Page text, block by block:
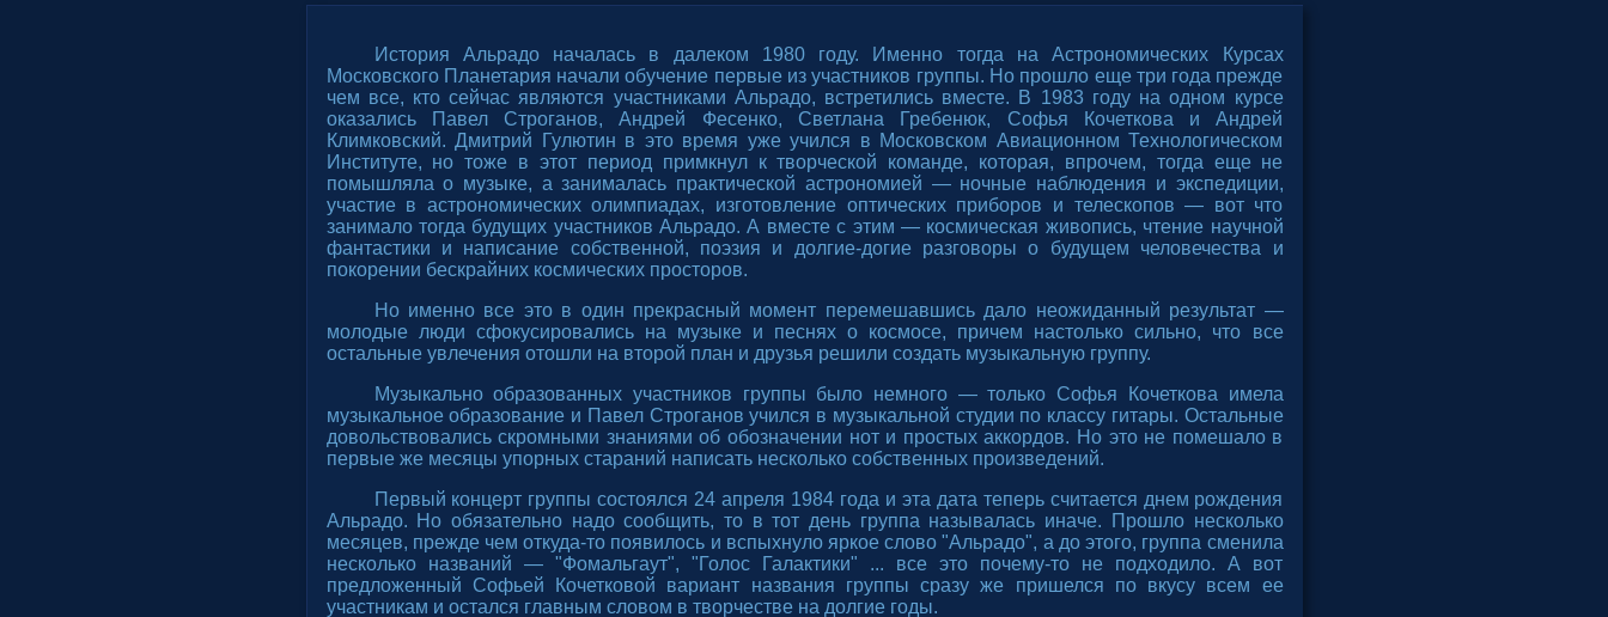
История Альрадо началась в далеком 1980 году. Именно тогда на Астрономических Курсах
Московского Планетария начали обучение первые из участников группы. Но прошло еще три года прежде
чем все, кто сейчас являются участниками Альрадо, встретились вместе. В 1983 году на одном курсе
оказались Павел Строганов, Андрей Фесенко, Светлана Гребенюк, Софья Кочеткова и Андрей
Климковский. Дмитрий Гулютин в это время уже учился в Московском Авиационном Технологическом
Институте, но тоже в этот период примкнул к творческой команде, которая, впрочем, тогда еще не
помышляла о музыке, а занималась практической астрономией — ночные наблюдения и экспедиции,
участие в астрономических олимпиадах, изготовление оптических приборов и телескопов — вот что
занимало тогда будущих участников Альрадо. А вместе с этим — космическая живопись, чтение научной
фантастики и написание собственной, поэзия и долгие-догие разговоры о будущем человечества и
покорении бескрайних космических просторов.
Но именно все это в один прекрасный момент перемешавшись дало неожиданный результат —
молодые люди сфокусировались на музыке и песнях о космосе, причем настолько сильно, что все
остальные увлечения отошли на второй план и друзья решили создать музыкальную группу.
Музыкально образованных участников группы было немного — только Софья Кочеткова имела
музыкальное образование и Павел Строганов учился в музыкальной студии по классу гитары. Остальные
довольствовались скромными знаниями об обозначении нот и простых аккордов. Но это не помешало в
первые же месяцы упорных стараний написать несколько собственных произведений.
Первый концерт группы состоялся 24 апреля 1984 года и эта дата теперь считается днем рождения
Альрадо. Но обязательно надо сообщить, то в тот день группа называлась иначе. Прошло несколько
месяцев, прежде чем откуда-то появилось и вспыхнуло яркое слово "Альрадо", а до этого, группа сменила
несколько названий — "Фомальгаут", "Голос Галактики" ... все это почему-то не подходило. А вот
предложенный Софьей Кочетковой вариант названия группы сразу же пришелся по вкусу всем ее
участникам и остался главным словом в творчестве на долгие годы.